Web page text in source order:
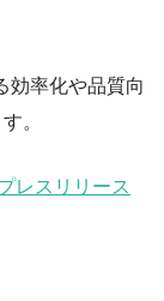
効率化や品質向
。
レスリリース